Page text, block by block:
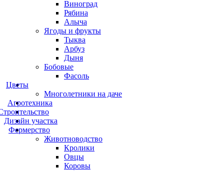
Виноград
Рябина
Алыча
Ягоды и фрукты
Тыква
Арбуз
Дыня
Бобовые
Фасоль
Цветы
Многолетники на даче
Агротехника
Дизайн участка
Фермерство
Животноводство
Кролики
Овцы
Коровы